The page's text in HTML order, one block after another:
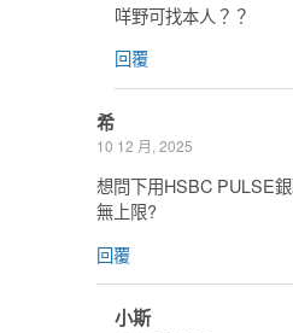
咩野可找本人？？
回覆
希
10 12 月, 2025
想問下用HSBC PULSE
無上限?
回覆
小斯